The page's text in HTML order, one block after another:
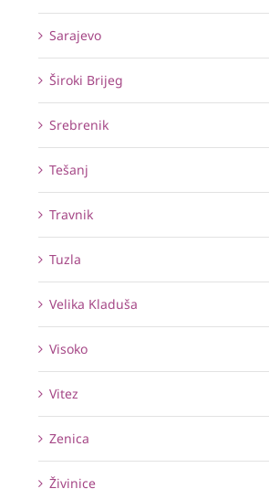
Sarajevo
Široki Brijeg
Srebrenik
Tešanj
Travnik
Tuzla
Velika Kladuša
Visoko
Vitez
Zenica
Živinice